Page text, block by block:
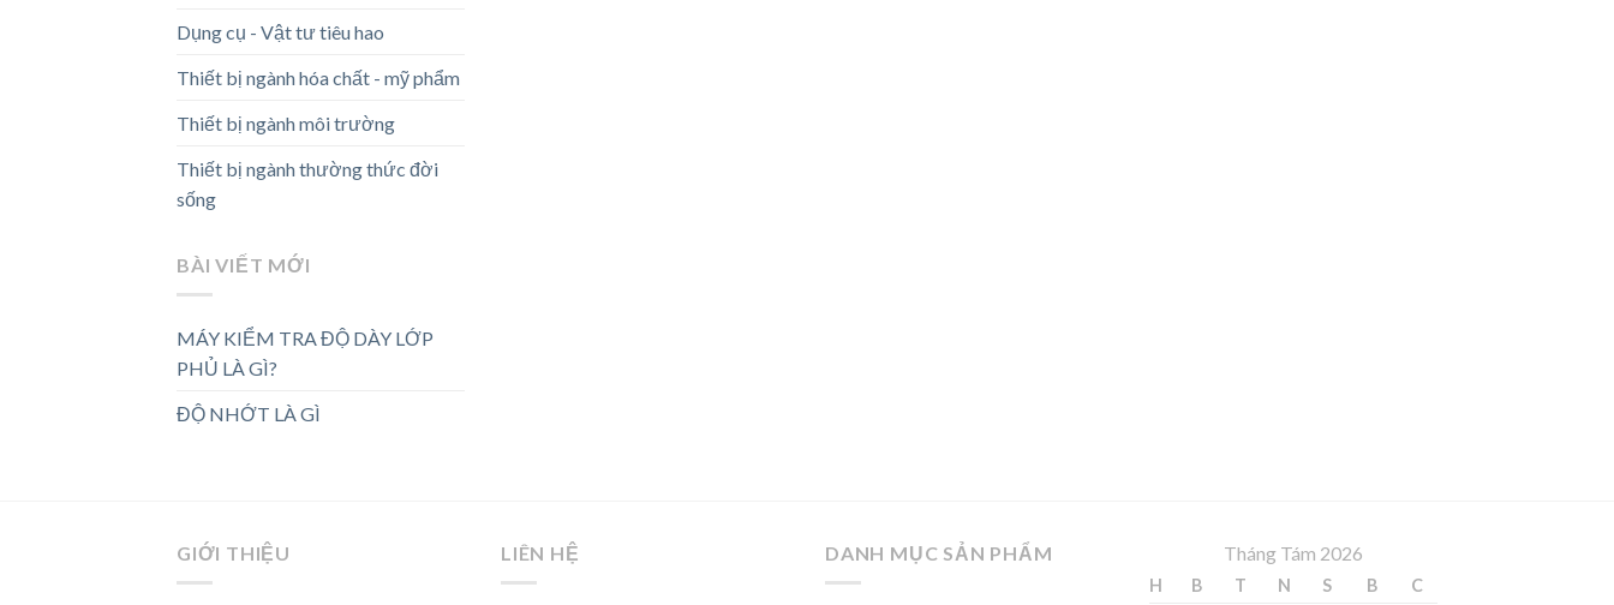
Dụng cụ - Vật tư tiêu hao
Thiết bị ngành hóa chất - mỹ phẩm
Thiết bị ngành môi trường
Thiết bị ngành thường thức đời
sống
BÀI VIẾT MỚI
MÁY KIỂM TRA ĐỘ DÀY LỚP
PHỦ LÀ GÌ?
ĐỘ NHỚT LÀ GÌ
GIỚI THIỆU LIÊN HỆ DANH MỤC SẢN PHẨM Tháng Tám 2026
H B T N S B
C